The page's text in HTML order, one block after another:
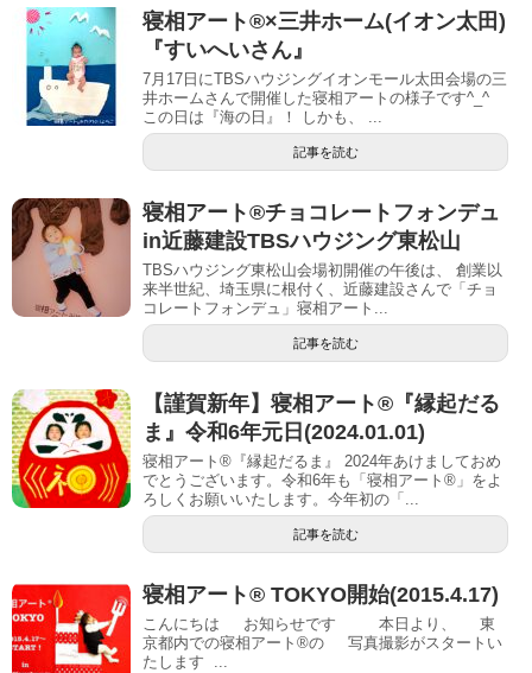
寝相アート®︎×三井ホーム(イオン太田)
『すいへいさん』
7月17日にTBSハウジングイオンモール太田会場の三
井ホームさんで開催した寝相アートの様子です^_^
この日は『海の日』！ しかも、 ...
記事を読む
寝相アート®︎チョコレートフォンデュ
in近藤建設TBSハウジング東松山
TBSハウジング東松山会場初開催の午後は、 創業以
来半世紀、埼玉県に根付く、近藤建設さんで「チョ
コレートフォンデュ」寝相アート...
記事を読む
【謹賀新年】寝相アート®︎『縁起だる
ま』令和6年元日(2024.01.01)
寝相アート®『縁起だるま』 2024年あけましておめ
でとうございます。令和6年も「寝相アート®︎」をよ
ろしくお願いいたします。今年初の「...
記事を読む
寝相アート® TOKYO開始(2015.4.17)
こんにちは お知らせです 本日より、 東
京都内での寝相アート®の 写真撮影がスタートい
たします ...